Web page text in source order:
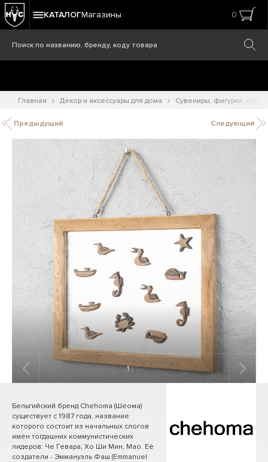
КАТАЛОГМагазины 0
Главная Декор и аксессуары для дома Сувениры, фигурки,
Предыдущий Следующий
1/ 12
Бельгийский бренд Chehoma (Шеома)
существует с 1987 года, название
которого состоит из начальных слогов
имён тогдашних коммунистических
лидеров: Че Гевара, Хо Ши Мин, Мао. Её
создатели - Эммануэль Фаш (Emmanuel